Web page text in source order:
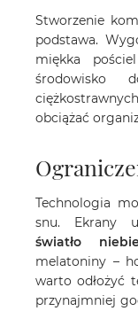
Stworzenie
podstawa.
miękka
środowisko
obciążać
Technologia
snu. Ekrany
światło
melatoniny –
warto odłożyć
przynajmniej